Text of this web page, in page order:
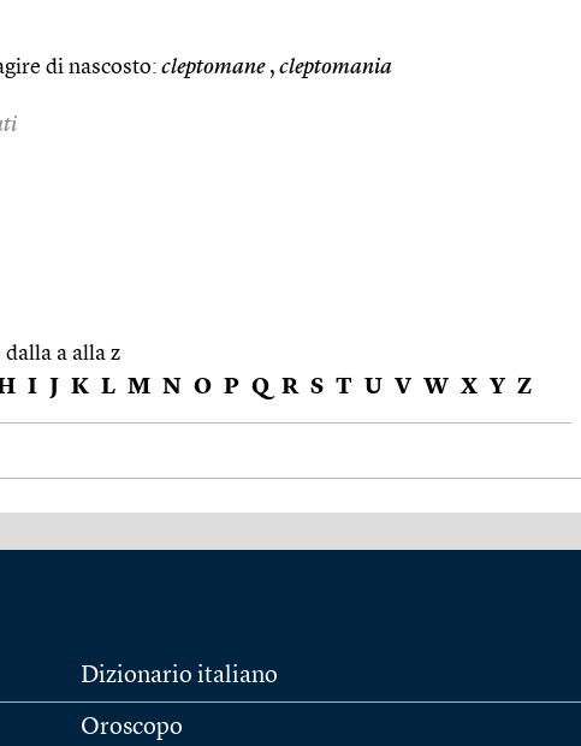
di nascosto: cleptomane, cleptomania
a alla z
I J K L M N O P Q R S T U V W X Y Z
Dizionario italiano
Oroscopo